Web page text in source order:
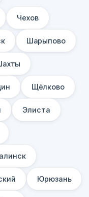
Чехов
Шарыпово
Щёлково
Элиста
Юрюзань